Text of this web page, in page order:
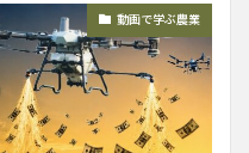
動画で学ぶ農業